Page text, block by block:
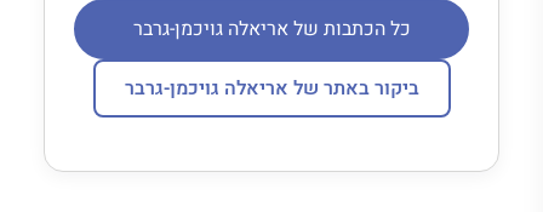
כל הכתבות של אריאלה גויכמן-גרבר
ביקור באתר של אריאלה גויכמן-גרבר